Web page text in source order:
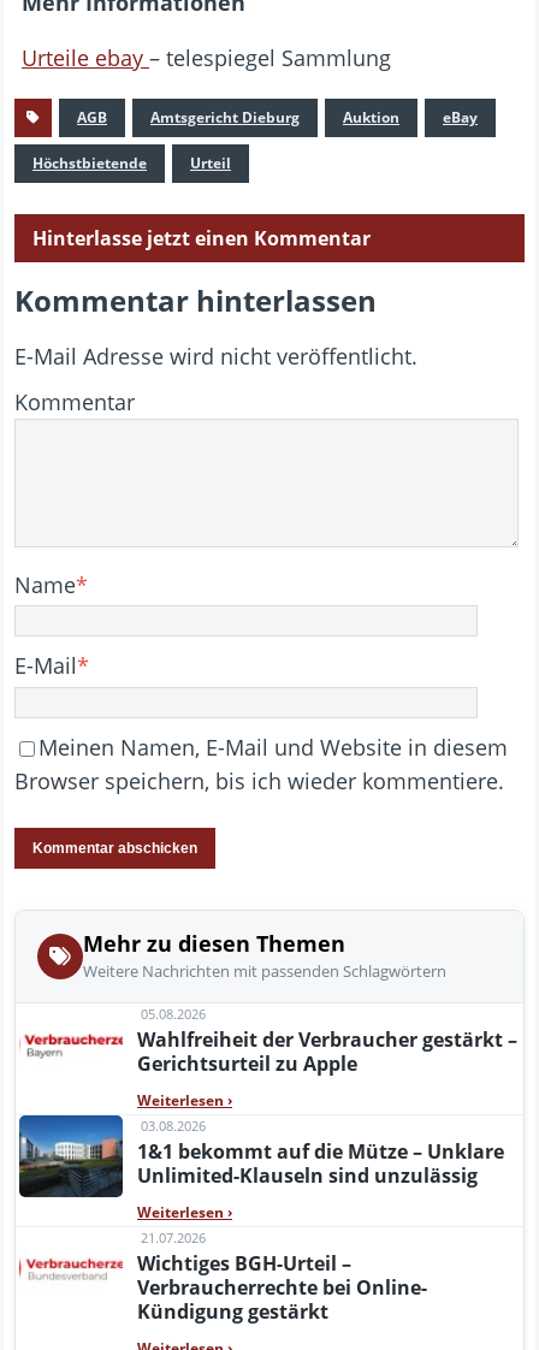
Urteile ebay – telespiegel Sammlung
AGB Amtsgericht Dieburg Auktion eBay
Höchstbietende Urteil
Hinterlasse jetzt einen Kommentar
Kommentar hinterlassen
E-Mail Adresse wird nicht veröffentlicht.
Kommentar
Name*
E-Mail*
Meinen Namen, E-Mail und Website in diesem
Browser speichern, bis ich wieder kommentiere.
Mehr zu diesen Themen
Weitere Nachrichten mit passenden Schlagwörtern
05.08.2026
Wahlfreiheit der Verbraucher gestärkt –
Gerichtsurteil zu Apple
Weiterlesen ›
03.08.2026
1&1 bekommt auf die Mütze – Unklare
Unlimited-Klauseln sind unzulässig
Weiterlesen ›
21.07.2026
Wichtiges BGH-Urteil –
Verbraucherrechte bei Online-
Kündigung gestärkt